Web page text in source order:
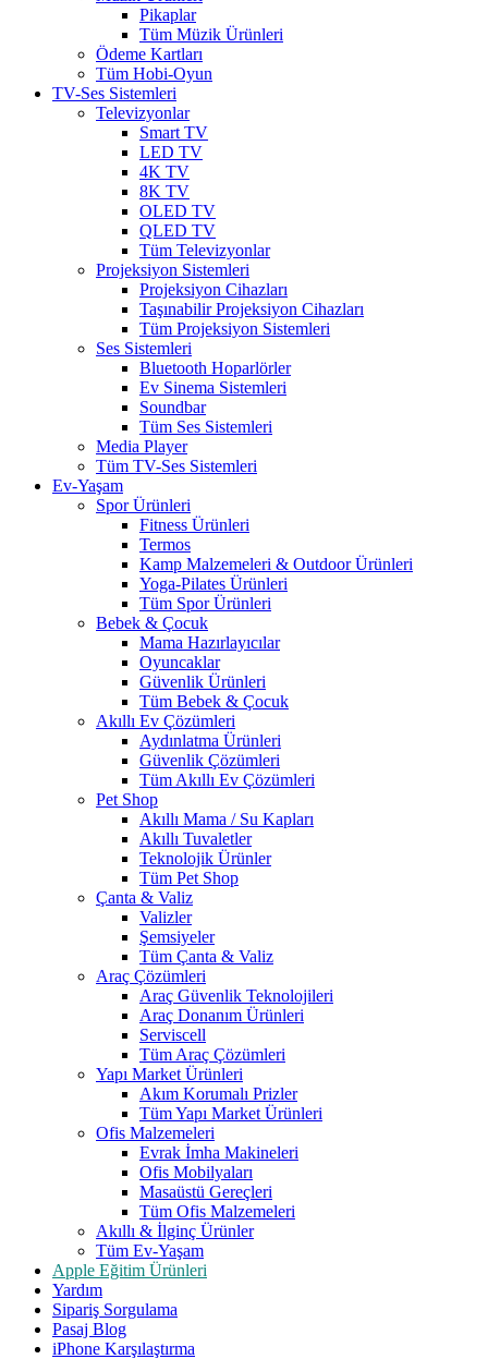
Pikaplar
Tüm Müzik Ürünleri
Ödeme Kartları
Tüm Hobi-Oyun
TV-Ses Sistemleri
Televizyonlar
Smart TV
LED TV
4K TV
8K TV
OLED TV
QLED TV
Tüm Televizyonlar
Projeksiyon Sistemleri
Projeksiyon Cihazları
Taşınabilir Projeksiyon Cihazları
Tüm Projeksiyon Sistemleri
Ses Sistemleri
Bluetooth Hoparlörler
Ev Sinema Sistemleri
Soundbar
Tüm Ses Sistemleri
Media Player
Tüm TV-Ses Sistemleri
Ev-Yaşam
Spor Ürünleri
Fitness Ürünleri
Termos
Kamp Malzemeleri & Outdoor Ürünleri
Yoga-Pilates Ürünleri
Tüm Spor Ürünleri
Bebek & Çocuk
Mama Hazırlayıcılar
Oyuncaklar
Güvenlik Ürünleri
Tüm Bebek & Çocuk
Akıllı Ev Çözümleri
Aydınlatma Ürünleri
Güvenlik Çözümleri
Tüm Akıllı Ev Çözümleri
Pet Shop
Akıllı Mama / Su Kapları
Akıllı Tuvaletler
Teknolojik Ürünler
Tüm Pet Shop
Çanta & Valiz
Valizler
Şemsiyeler
Tüm Çanta & Valiz
Araç Çözümleri
Araç Güvenlik Teknolojileri
Araç Donanım Ürünleri
Serviscell
Tüm Araç Çözümleri
Yapı Market Ürünleri
Akım Korumalı Prizler
Tüm Yapı Market Ürünleri
Ofis Malzemeleri
Evrak İmha Makineleri
Ofis Mobilyaları
Masaüstü Gereçleri
Tüm Ofis Malzemeleri
Akıllı & İlginç Ürünler
Tüm Ev-Yaşam
Apple Eğitim Ürünleri
Yardım
Sipariş Sorgulama
Pasaj Blog
iPhone Karşılaştırma